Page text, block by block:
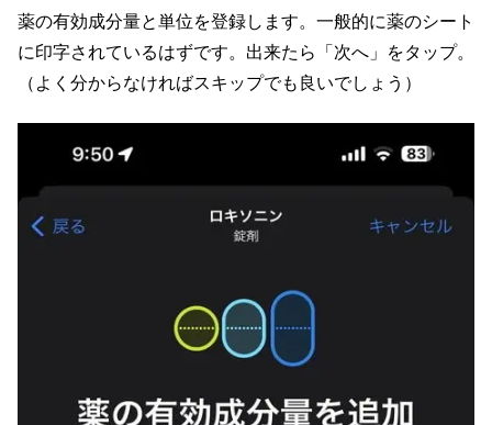
薬の有効成分量と単位を登録します。一般的に薬のシート
に印字されているはずです。出来たら「次へ」をタップ。
（よく分からなければスキップでも良いでしょう）